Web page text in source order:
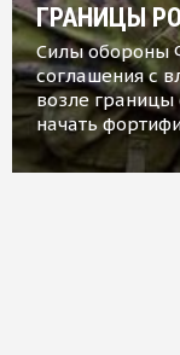
ГРАНИЦЫ
Силы обороны
соглашения с
возле
начать